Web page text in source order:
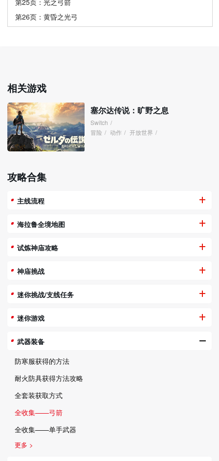
第25页：光之弓箭
第26页：黄昏之光弓
相关游戏
塞尔达传说：旷野之息
Switch /
冒险 / 动作 / 开放世界 /
攻略合集
主线流程
海拉鲁全境地图
试炼神庙攻略
神庙挑战
迷你挑战/支线任务
迷你游戏
武器装备
防寒服获得的方法
耐火防具获得方法攻略
全套装获取方式
全收集——弓箭
全收集——单手武器
更多 >